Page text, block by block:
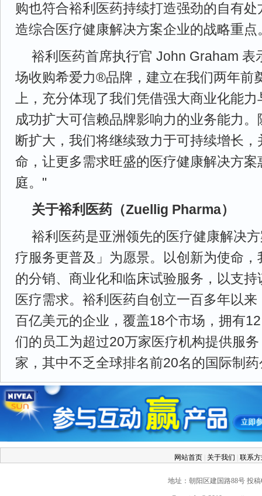
购也符合裕利医药持续打造强劲的自有
造综合医疗健康解决方案企业的战略重点
裕利医药首席执行官 John Graham 表
场收购希爱力®品牌，建立在我们两年前
上，充分体现了我们凭借强大商业化能
成功扩大可信赖品牌影响力的业务能力
断扩大，我们将继续致力于可持续增长
命，让更多需求旺盛的医疗健康解决方
庭。"
关于裕利医药（Zuellig Pharma）
裕利医药是亚洲领先的医疗健康解决
疗服务更普及」为愿景。以创新为使命
的分销、商业化和临床试验服务，以支
医疗需求。裕利医药自创立一百多年以
百亿美元的企业，覆盖18个市场，拥有
们的员工为超过20万家医疗机构提供服
家，其中不乏全球排名前20名的国际制
网站首页 关于我们 联系
地址：朝阳区建国路88号 投稿